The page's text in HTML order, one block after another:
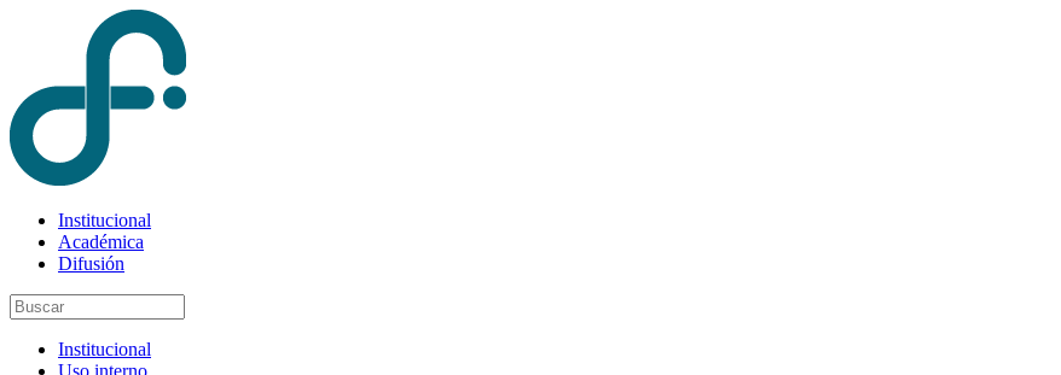
Institucional
Académica
Difusión
Institucional
Uso interno